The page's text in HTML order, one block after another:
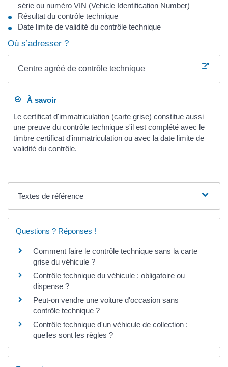
série ou numéro VIN (Vehicle Identification Number)
Résultat du contrôle technique
Date limite de validité du contrôle technique
Où s’adresser ?
Centre agréé de contrôle technique
À savoir
Le certificat d'immatriculation (carte grise) constitue aussi
une preuve du contrôle technique s'il est complété avec le
timbre certificat d'immatriculation ou avec la date limite de
validité du contrôle.
Textes de référence
Questions ? Réponses !
Comment faire le contrôle technique sans la carte
grise du véhicule ?
Contrôle technique du véhicule : obligatoire ou
dispense ?
Peut-on vendre une voiture d'occasion sans
contrôle technique ?
Contrôle technique d'un véhicule de collection :
quelles sont les règles ?